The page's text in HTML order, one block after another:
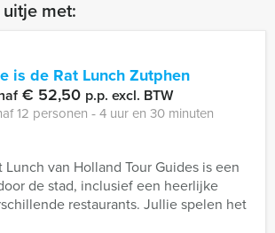
met:
is de Rat Lunch Zutphen
€ 52,50 p.p. excl. BTW
12 personen ‐ 4 uur en 30 minuten
Lunch van Holland Tour Guides is een
de stad, inclusief een heerlijke
restaurants. Jullie spelen het